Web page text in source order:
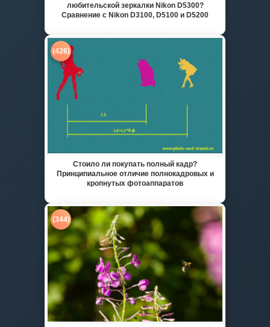
любительской зеркалки Nikon D5300?
Сравнение с Nikon D3100, D5100 и D5200
(426)
Стоило ли покупать полный кадр?
Принципиальное отличие полнокадровых и
кропнутых фотоаппаратов
(344)